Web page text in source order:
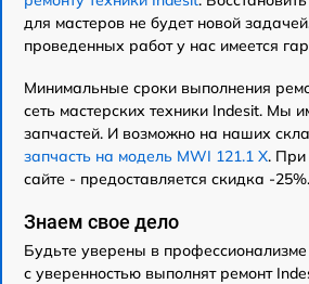
для мастеров не будет новой
проведенных работ у нас имеется
Минимальные сроки выполнения
сеть мастерских техники Indesit. Мы
запчастей. И возможно на наших
запчасть на модель MWI 121.1 X. При
сайте - предоставляется скидка -25%.
Знаем свое дело
Будьте уверены в
с уверенностью выполнят ремонт